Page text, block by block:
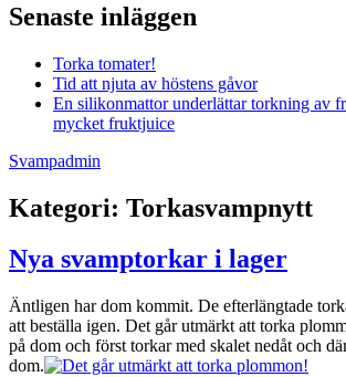
Senaste inläggen
Torka tomater!
Tid att njuta av höstens gåvor
En silikonmattor underlättar torkning av
mycket fruktjuice
Svampadmin
Kategori: Torkasvampnytt
Nya svamptorkar i lager
Äntligen har dom kommit. De efterlängtade
att beställa igen. Det går utmärkt att torka
på dom och först torkar med skalet nedåt och
dom.